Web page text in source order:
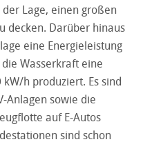
Lage, einen großen
decken. Darüber hinaus
eine Energieleistung
Wasserkraft eine
h produziert. Es sind
Anlagen sowie die
auf E-Autos
sind schon